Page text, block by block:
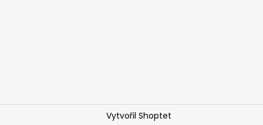
Vytvořil Shoptet